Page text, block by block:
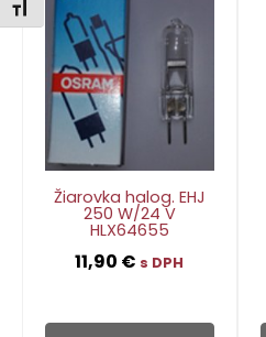
Zmeniť veľkosť písma
Žiarovka halog. EHJ
250 W/24 V
HLX64655
11,90 € s DPH